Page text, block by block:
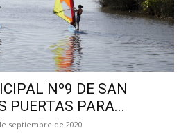
Nº9 DE SAN
PUERTAS PARA...
septiembre de 2020